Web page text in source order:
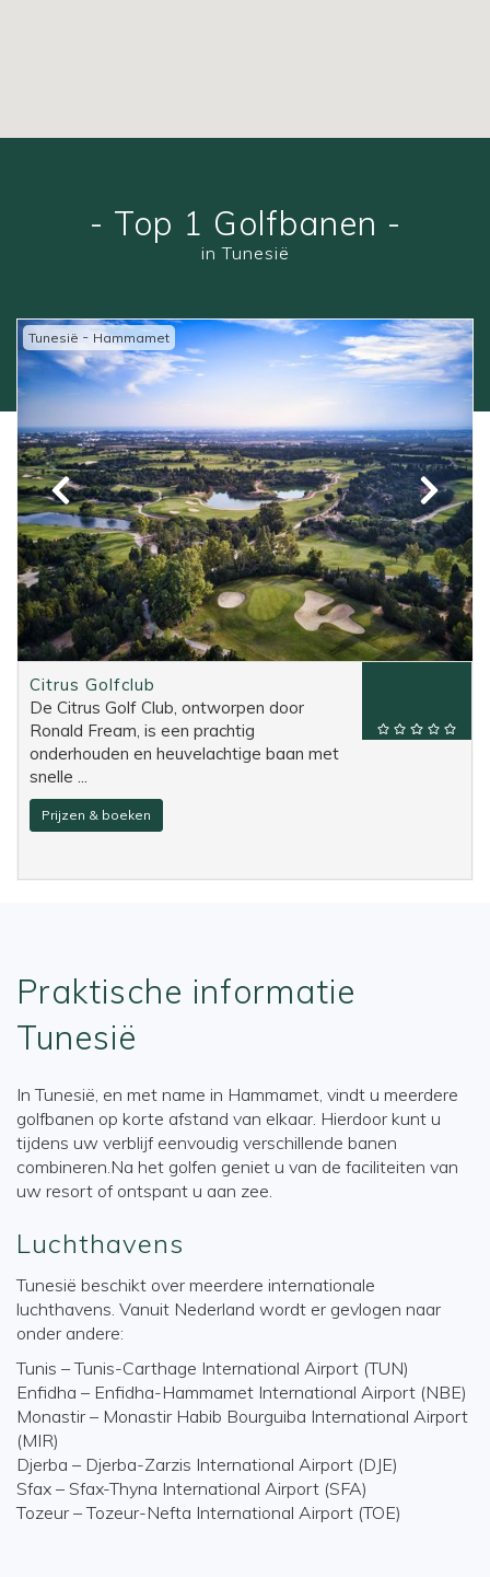
- Top 1 Golfbanen -
in Tunesië
Tunesië - Hammamet
Citrus Golfclub
De Citrus Golf Club, ontworpen door
Ronald Fream, is een prachtig
onderhouden en heuvelachtige baan met
snelle ...
Prijzen & boeken
Praktische informatie
Tunesië
In Tunesië, en met name in Hammamet, vindt u meerdere
golfbanen op korte afstand van elkaar. Hierdoor kunt u
tijdens uw verblijf eenvoudig verschillende banen
combineren.Na het golfen geniet u van de faciliteiten van
uw resort of ontspant u aan zee.
Luchthavens
Tunesië beschikt over meerdere internationale
luchthavens. Vanuit Nederland wordt er gevlogen naar
onder andere:
Tunis – Tunis-Carthage International Airport (TUN)
Enfidha – Enfidha-Hammamet International Airport (NBE)
Monastir – Monastir Habib Bourguiba International Airport
(MIR)
Djerba – Djerba-Zarzis International Airport (DJE)
Sfax – Sfax-Thyna International Airport (SFA)
Tozeur – Tozeur-Nefta International Airport (TOE)